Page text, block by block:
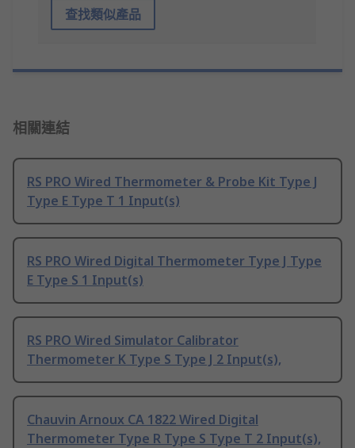
查找類似產品
相關連結
RS PRO Wired Thermometer & Probe Kit Type J
Type E Type T 1 Input(s)
RS PRO Wired Digital Thermometer Type J Type
E Type S 1 Input(s)
RS PRO Wired Simulator Calibrator
Thermometer K Type S Type J 2 Input(s),
Chauvin Arnoux CA 1822 Wired Digital
Thermometer Type R Type S Type T 2 Input(s),